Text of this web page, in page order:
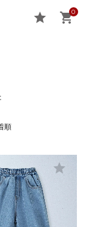
star 0
shopping_cart
順
star